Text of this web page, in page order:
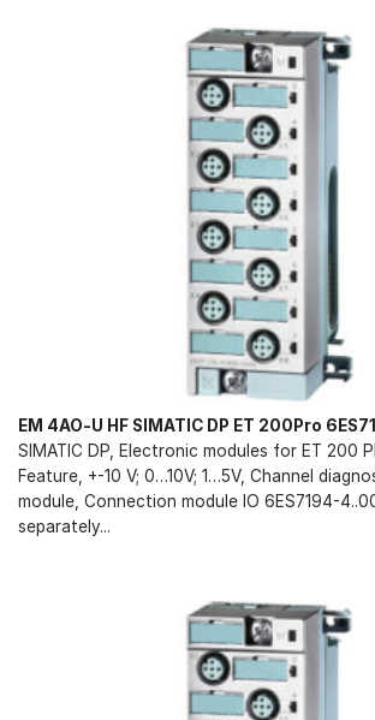
EM 4AO-U HF SIMATIC DP ET 200Pro
SIMATIC DP, Electronic modules for ET 200
Feature, +-10 V; 0…10V; 1…5V, Channel
module, Connection module IO 6ES7194-
separately...